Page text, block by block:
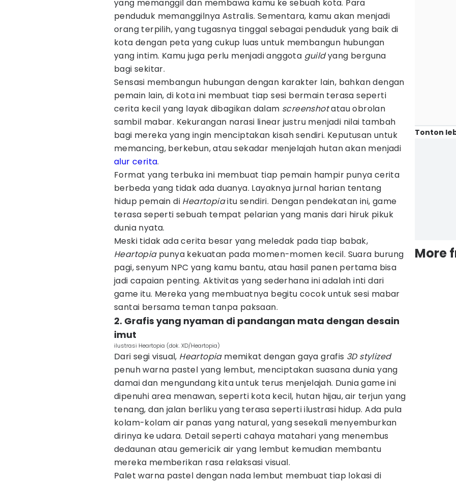
yang memanggil dan membawa kamu ke sebuah kota. Para
penduduk memanggilnya Astralis. Sementara, kamu akan menjadi
orang terpilih, yang tugasnya tinggal sebagai penduduk yang baik di
kota dengan peta yang cukup luas untuk membangun hubungan
yang intim. Kamu juga perlu menjadi anggota guildyang berguna
bagi sekitar.
Sensasi membangun hubungan dengan karakter lain, bahkan dengan
pemain lain, di kota ini membuat tiap sesi bermain terasa seperti
cerita kecil yang layak dibagikan dalam screenshotatau obrolan
sambil mabar. Kekurangan narasi linear justru menjadi nilai tambah
bagi mereka yang ingin menciptakan kisah sendiri. Keputusan untuk
memancing, berkebun, atau sekadar menjelajah hutan akan menjadi
alur cerita.
Format yang terbuka ini membuat tiap pemain hampir punya cerita
berbeda yang tidak ada duanya. Layaknya jurnal harian tentang
hidup pemain di Heartopiaitu sendiri. Dengan pendekatan ini, game
terasa seperti sebuah tempat pelarian yang manis dari hiruk pikuk
dunia nyata.
Meski tidak ada cerita besar yang meledak pada tiap babak,
Heartopiapunya kekuatan pada momen-momen kecil. Suara burung
pagi, senyum NPC yang kamu bantu, atau hasil panen pertama bisa
jadi capaian penting. Aktivitas yang sederhana ini adalah inti dari
game itu. Mereka yang membuatnya begitu cocok untuk sesi mabar
santai bersama teman tanpa paksaan.
2. Grafis yang nyaman di pandangan mata dengan desain
imut
ilustrasi Heartopia (dok. XD/Heartopia)
Dari segi visual, Heartopiamemikat dengan gaya grafis 3D stylized
penuh warna pastel yang lembut, menciptakan suasana dunia yang
damai dan mengundang kita untuk terus menjelajah. Dunia game ini
dipenuhi area menawan, seperti kota kecil, hutan hijau, air terjun yang
tenang, dan jalan berliku yang terasa seperti ilustrasi hidup. Ada pula
kolam-kolam air panas yang natural, yang sesekali menyemburkan
dirinya ke udara. Detail seperti cahaya matahari yang menembus
dedaunan atau gemericik air yang lembut kemudian membantu
mereka memberikan rasa relaksasi visual.
Palet warna pastel dengan nada lembut membuat tiap lokasi di
Tonton
More